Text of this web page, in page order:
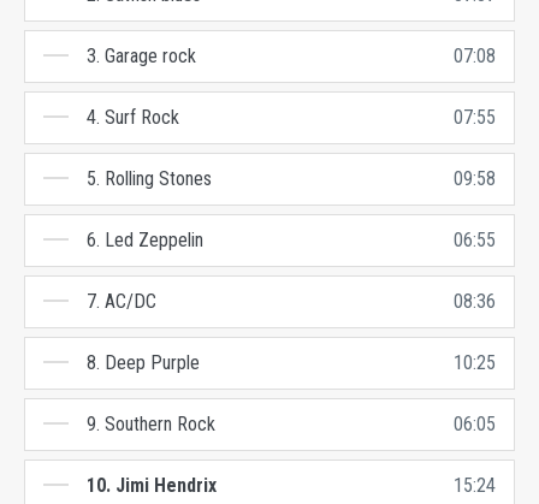
3. Garage rock 07:08
4. Surf Rock 07:55
5. Rolling Stones 09:58
6. Led Zeppelin 06:55
7. AC/DC 08:36
8. Deep Purple 10:25
9. Southern Rock 06:05
10. Jimi Hendrix 15:24